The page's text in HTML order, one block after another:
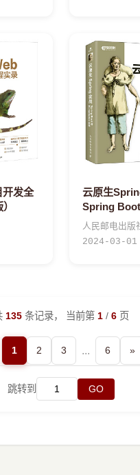
开发全
云原生
Spring
Kubernetes
人民邮电出版
2024-03-01
135 条记录， 当前第 1 / 6 页
1 2 3 ... 6 »
跳转到 GO